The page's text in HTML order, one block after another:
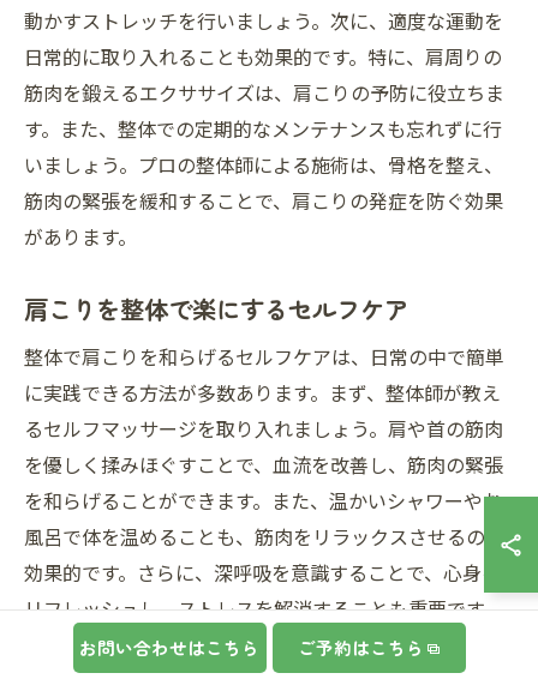
動かすストレッチを行いましょう。次に、適度な運動を
日常的に取り入れることも効果的です。特に、肩周りの
筋肉を鍛えるエクササイズは、肩こりの予防に役立ちま
す。また、整体での定期的なメンテナンスも忘れずに行
いましょう。プロの整体師による施術は、骨格を整え、
筋肉の緊張を緩和することで、肩こりの発症を防ぐ効果
があります。
肩こりを整体で楽にするセルフケア
整体で肩こりを和らげるセルフケアは、日常の中で簡単
に実践できる方法が多数あります。まず、整体師が教え
るセルフマッサージを取り入れましょう。肩や首の筋肉
を優しく揉みほぐすことで、血流を改善し、筋肉の緊張
を和らげることができます。また、温かいシャワーやお
風呂で体を温めることも、筋肉をリラックスさせるのに
効果的です。さらに、深呼吸を意識することで、心身を
リフレッシュし、ストレスを解消することも重要です。
整体の専門家によるアドバイスを活用し、自分に合った
お問い合わせはこちら ご予約はこちら